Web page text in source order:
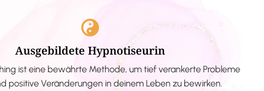
Ausgebildete Hypnotiseurin
ist eine bewährte Methode, um tief verankerte Probleme
positive Veränderungen in deinem Leben zu bewirken.